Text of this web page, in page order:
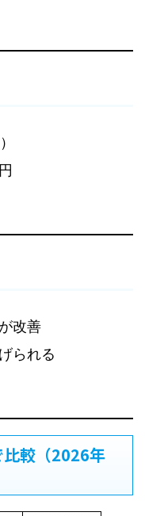
改善
られる
較（2026年